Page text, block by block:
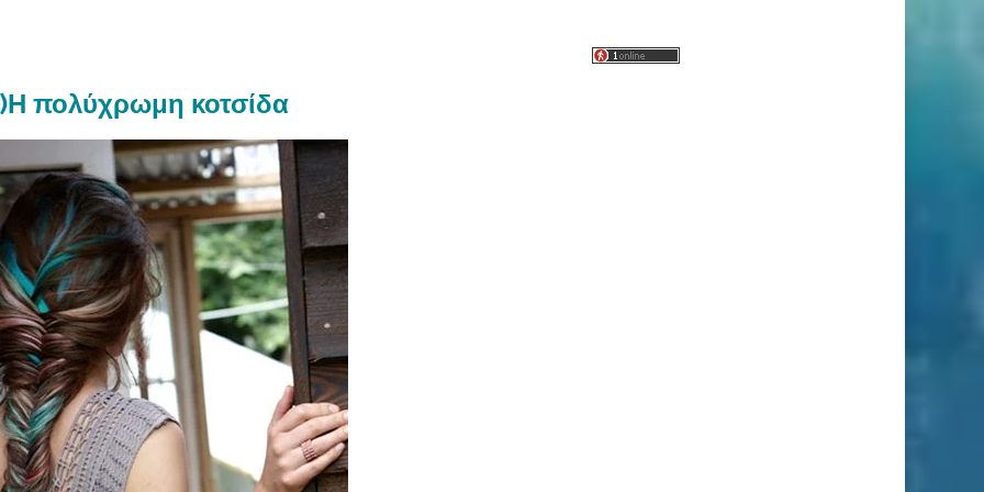
πολύχρωμη κοτσίδα